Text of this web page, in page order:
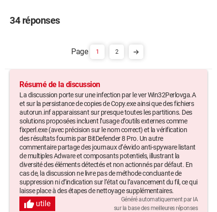
34 réponses
1 2
Résumé de la discussion
La discussion porte sur une infection par le ver Win32Perlovga.A
et sur la persistance de copies de Copy.exe ainsi que des fichiers
autorun.inf apparaissant sur presque toutes les partitions. Des
solutions proposées incluent l’usage d’outils externes comme
fixperl.exe (avec précision sur le nom correct) et la vérification
des résultats fournis par BitDefender 8 Pro. Un autre
commentaire partage des journaux d’éwido anti-spyware listant
de multiples Adware et composants potentiels, illustrant la
diversité des éléments détectés et non actionnés par défaut. En
cas de, la discussion ne livre pas de méthode concluante de
suppression ni d’indication sur l’état ou l’avancement du fil, ce qui
laisse place à des étapes de nettoyage supplémentaires.
utile
Généré automatiquement par IA
sur la base des meilleures réponses